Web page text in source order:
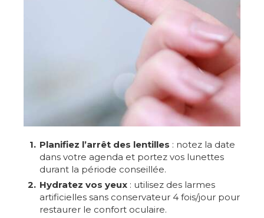
Planifiez l’arrêt des lentilles : notez la date
dans votre agenda et portez vos lunettes
durant la période conseillée.
Hydratez vos yeux : utilisez des larmes
artificielles sans conservateur 4 fois/jour pour
restaurer le confort oculaire.